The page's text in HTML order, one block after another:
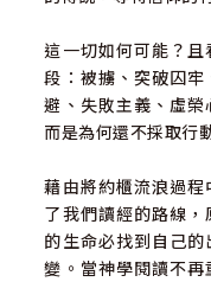
這一切如何可能？
段：被擄、突破囚
避、失敗主義、虛榮
而是為何還不採取行
藉由將約櫃流浪過
了我們讀經的路線
的生命必找到自己
變。當神學閱讀不